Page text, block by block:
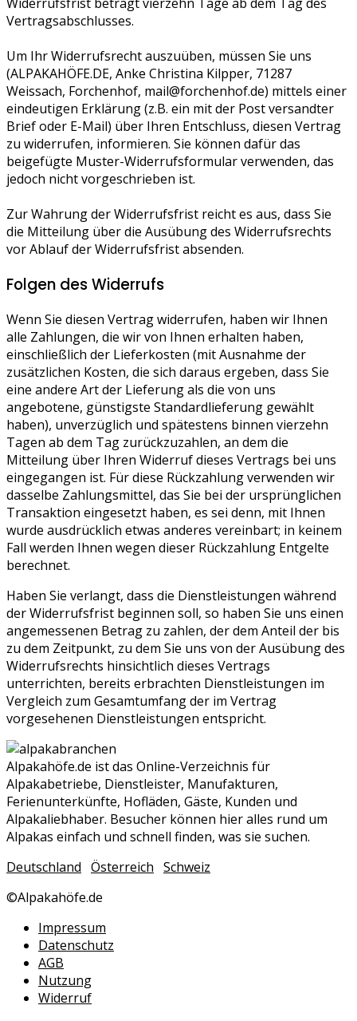
Vertragsabschlusses.
Um Ihr Widerrufsrecht auszuüben, müssen Sie uns
(ALPAKAHÖFE.DE, Anke Christina Kilpper, 71287
Weissach, Forchenhof, mail@forchenhof.de) mittels einer
eindeutigen Erklärung (z.B. ein mit der Post versandter
Brief oder E-Mail) über Ihren Entschluss, diesen Vertrag
zu widerrufen, informieren. Sie können dafür das
beigefügte Muster-Widerrufsformular verwenden, das
jedoch nicht vorgeschrieben ist.
Zur Wahrung der Widerrufsfrist reicht es aus, dass Sie
die Mitteilung über die Ausübung des Widerrufsrechts
vor Ablauf der Widerrufsfrist absenden.
Folgen des Widerrufs
Wenn Sie diesen Vertrag widerrufen, haben wir Ihnen
alle Zahlungen, die wir von Ihnen erhalten haben,
einschließlich der Lieferkosten (mit Ausnahme der
zusätzlichen Kosten, die sich daraus ergeben, dass Sie
eine andere Art der Lieferung als die von uns
angebotene, günstigste Standardlieferung gewählt
haben), unverzüglich und spätestens binnen vierzehn
Tagen ab dem Tag zurückzuzahlen, an dem die
Mitteilung über Ihren Widerruf dieses Vertrags bei uns
eingegangen ist. Für diese Rückzahlung verwenden wir
dasselbe Zahlungsmittel, das Sie bei der ursprünglichen
Transaktion eingesetzt haben, es sei denn, mit Ihnen
wurde ausdrücklich etwas anderes vereinbart; in keinem
Fall werden Ihnen wegen dieser Rückzahlung Entgelte
berechnet.
Haben Sie verlangt, dass die Dienstleistungen während
der Widerrufsfrist beginnen soll, so haben Sie uns einen
angemessenen Betrag zu zahlen, der dem Anteil der bis
zu dem Zeitpunkt, zu dem Sie uns von der Ausübung des
Widerrufsrechts hinsichtlich dieses Vertrags
unterrichten, bereits erbrachten Dienstleistungen im
Vergleich zum Gesamtumfang der im Vertrag
vorgesehenen Dienstleistungen entspricht.
Alpakahöfe.de ist das Online-Verzeichnis für
Alpakabetriebe, Dienstleister, Manufakturen,
Ferienunterkünfte, Hofläden, Gäste, Kunden und
Alpakaliebhaber. Besucher können hier alles rund um
Alpakas einfach und schnell finden, was sie suchen.
Deutschland Österreich Schweiz
©Alpakahöfe.de
Impressum
Datenschutz
AGB
Nutzung
Widerruf